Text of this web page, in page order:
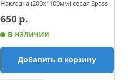
Накладка (200х1100мм) серая Spass
650 р.
в наличии
Добавить в корзину